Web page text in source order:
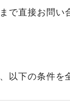
まで直接お問い
以下の条件を